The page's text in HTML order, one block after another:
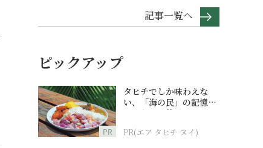
記事一覧へ
ピックアップ
PR
タヒチでしか味わえな
い、「海の民」の記憶へ
とつながる旅
PR(エア タヒチ ヌイ)